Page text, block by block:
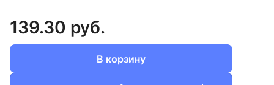
139.30 руб.
В корзину